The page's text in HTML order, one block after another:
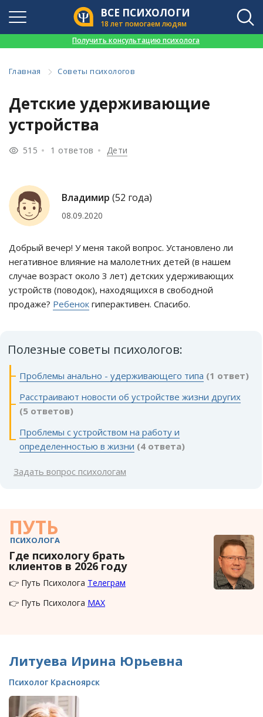
ВСЕ ПСИХОЛОГИ
18 лет помогаем людям
Получить консультацию психолога
Главная Советы психологов
Детские удерживающие
устройства
515 1 ответов Дети
Владимир (52 года)
08.09.2020
Добрый вечер! У меня такой вопрос. Установлено ли
негативное влияние на малолетних детей (в нашем
случае возраст около 3 лет) детских удерживающих
устройств (поводок), находящихся в свободной
продаже? Ребенок гиперактивен. Спасибо.
Полезные советы психологов:
Проблемы анально - удерживающего типа (1 ответ)
Расстраивают новости об устройстве жизни других
(5 ответов)
Проблемы с устройством на работу и
определенностью в жизни (4 ответа)
Задать вопрос психологам
ПУТЬ
ПСИХОЛОГА
Где психологу брать
клиентов в 2026 году
👉 Путь Психолога Телеграм
👉 Путь Психолога MAX
Литуева Ирина Юрьевна
Психолог Красноярск